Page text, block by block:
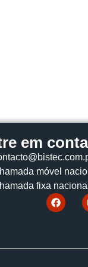
em
móvel
fixa